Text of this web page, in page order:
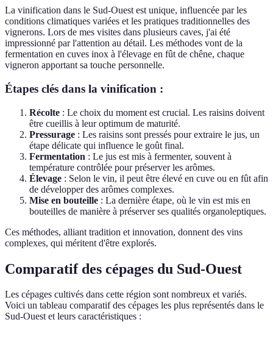
La vinification dans le Sud-Ouest est unique, influencée par les
conditions climatiques variées et les pratiques traditionnelles des
vignerons. Lors de mes visites dans plusieurs caves, j'ai été
impressionné par l'attention au détail. Les méthodes vont de la
fermentation en cuves inox à l'élevage en fût de chêne, chaque
vigneron apportant sa touche personnelle.
Étapes clés dans la vinification :
Récolte : Le choix du moment est crucial. Les raisins doivent
être cueillis à leur optimum de maturité.
Pressurage : Les raisins sont pressés pour extraire le jus, un
étape délicate qui influence le goût final.
Fermentation : Le jus est mis à fermenter, souvent à
température contrôlée pour préserver les arômes.
Élevage : Selon le vin, il peut être élevé en cuve ou en fût afin
de développer des arômes complexes.
Mise en bouteille : La dernière étape, où le vin est mis en
bouteilles de manière à préserver ses qualités organoleptiques.
Ces méthodes, alliant tradition et innovation, donnent des vins
complexes, qui méritent d'être explorés.
Comparatif des cépages du Sud-Ouest
Les cépages cultivés dans cette région sont nombreux et variés.
Voici un tableau comparatif des cépages les plus représentés dans le
Sud-Ouest et leurs caractéristiques :